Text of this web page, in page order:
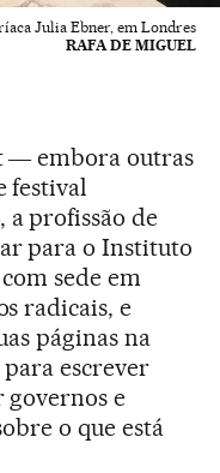
Julia Ebner, em Londres
RAFA DE MIGUEL
― embora outras
festival
profissão de
para o Instituto
sede em
radicais, e
páginas na
escrever
e
o que está